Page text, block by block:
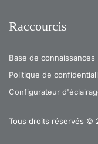
Raccourcis
Base de connaissances
Politique de
Configurateur
Tous droits réservés ©